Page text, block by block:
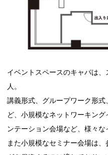
イベントスペースのキャパは
人。
講義形式、グループワーク形
ど、小規模なネットワーキン
ンテーション会場など、様々な
また小規模なセミナー会場は